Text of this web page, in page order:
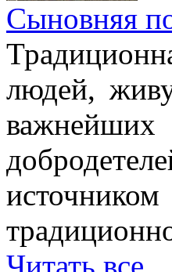
Сыновняя
людей,
Читать все